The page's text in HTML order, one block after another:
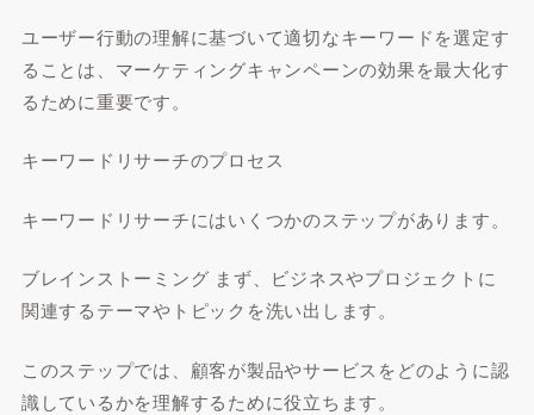
ユーザー行動の理解に基づいて適切なキーワードを選定す
ることは、マーケティングキャンペーンの効果を最大化す
るために重要です。
キーワードリサーチのプロセス
キーワードリサーチにはいくつかのステップがあります。
ブレインストーミング まず、ビジネスやプロジェクトに
関連するテーマやトピックを洗い出します。
このステップでは、顧客が製品やサービスをどのように認
識しているかを理解するために役立ちます。